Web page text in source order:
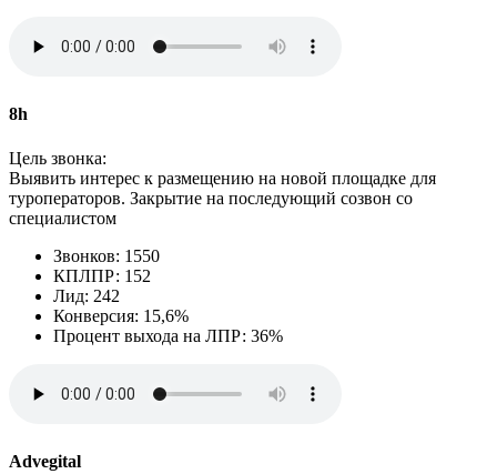
8h
Цель звонка:
Выявить интерес к размещению на новой площадке для
туроператоров. Закрытие на последующий созвон со
специалистом
Звонков: 1550
КПЛПР: 152
Лид: 242
Конверсия: 15,6%
Процент выхода на ЛПР: 36%
Advegital